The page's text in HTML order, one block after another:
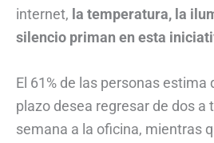
internet, la temperatura, la
silencio priman en esta
El 61% de las personas estima
plazo desea regresar de dos a
semana a la oficina, mientras